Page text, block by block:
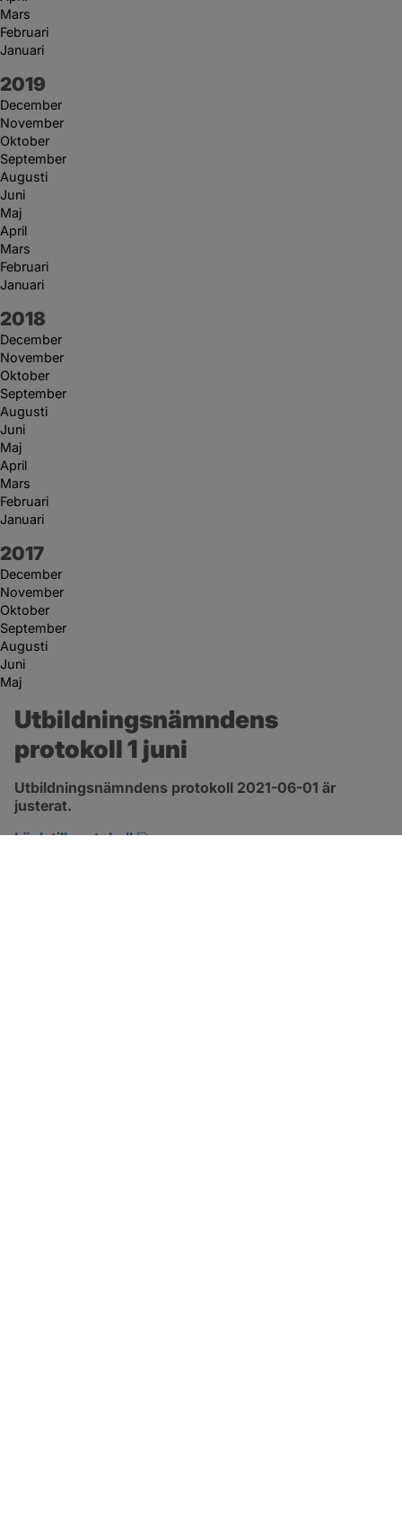
Mars
Februari
Januari
År:
2019
December
November
Oktober
September
Augusti
Juni
Maj
April
Mars
Februari
Januari
År:
2018
December
November
Oktober
September
Augusti
Juni
Maj
April
Mars
Februari
Januari
År:
2017
December
November
Oktober
September
Augusti
Juni
Maj
Utbildningsnämndens
protokoll 1 juni
Utbildningsnämndens protokoll 2021-06-01 är
justerat.
Länk till protokoll
pdf, 1.3 MB, öppnas i nytt fönster.